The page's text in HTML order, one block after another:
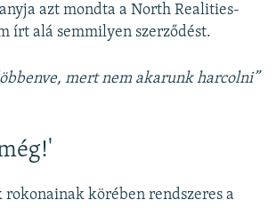
azt mondta a North Realities-
írt alá semmilyen szerződést.
mert nem akarunk harcolni”
rokonainak körében rendszeres a